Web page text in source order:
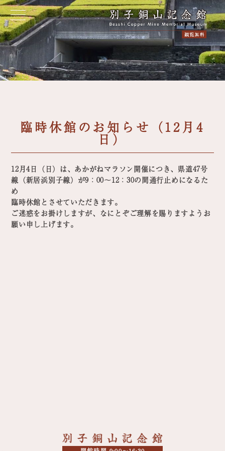
臨時休館のお知らせ（12月4
日）
12月4日（日）は、あかがねマラソン開催につき、県道47号
線（新居浜別子線）が9：00～12：30の間通行止めになるた
め
臨時休館とさせていただきます。
ご迷惑をお掛けしますが、なにとぞご理解を賜りますようお
願い申し上げます。